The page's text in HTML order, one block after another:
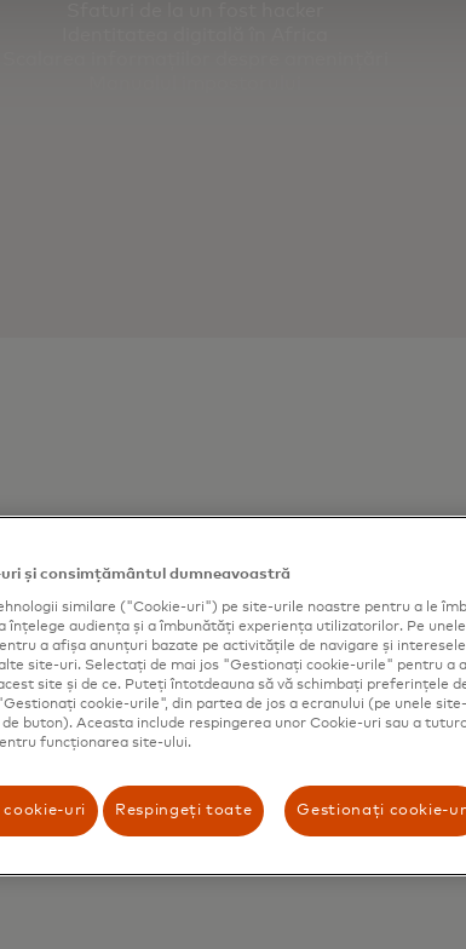
și consimțământul dumneavoastră
similare ("Cookie-uri") pe site-urile noastre pentru a le
înțelege audiența și a îmbunătăți experiența utilizatorilor. Pe
a afișa anunțuri bazate pe activitățile de navigare și
site-uri. Selectați de mai jos "Gestionați cookie-urile" pentru a
site și de ce. Puteți întotdeauna să vă schimbați preferințele
cookie-urile", din partea de jos a ecranului (pe unele
de buton). Aceasta include respingerea unor Cookie-uri sau a
funcționarea site-ului.
uri Respingeți toate Gestionați cookie-